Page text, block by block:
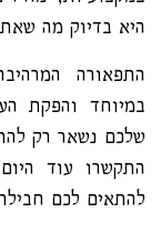
היא בדיוק מה
התפאורה
במיוחד והפקת
שלכם נשאר רק
התקשרו עוד
להתאים לכם